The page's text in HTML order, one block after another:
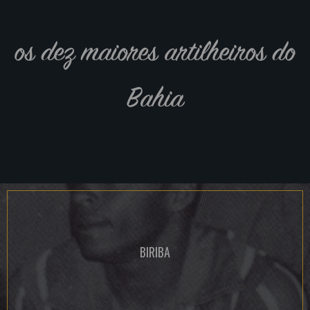
os dez maiores artilheiros do
Bahia
BIRIBA